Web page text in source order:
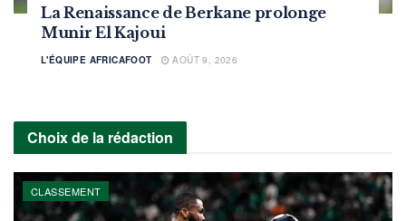
La Renaissance de Berkane prolonge
Munir El Kajoui
L'ÉQUIPE AFRICAFOOT AOÛT 9, 2026
Choix de la rédaction
CLASSEMENT